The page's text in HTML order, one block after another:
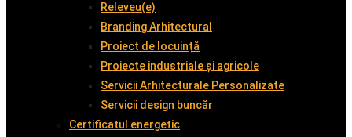
Releveu(e)
Branding Arhitectural
Proiect de locuință
Proiecte industriale și agricole
Servicii Arhitecturale Personalizate
Servicii design buncăr
Certificatul energetic